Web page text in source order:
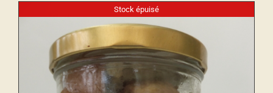
Stock épuisé